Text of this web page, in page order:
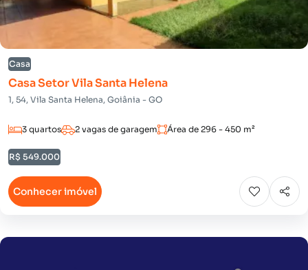
Casa
Casa Setor Vila Santa Helena
1, 54, Vila Santa Helena, Goiânia - GO
3 quartos 2 vagas de garagem Área de 296 - 450 m²
R$ 549.000
Conhecer imóvel